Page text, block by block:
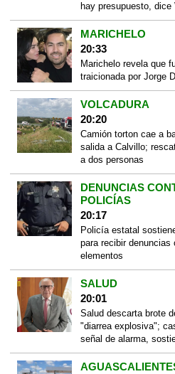
hay presupuesto, dice
MARICHELO
20:33
Marichelo revela que
traicionada por Jorge
VOLCADURA
20:20
Camión torton cae a
salida a Calvillo;
a dos personas
DENUNCIAS
POLICÍAS
20:17
Policía estatal
para recibir denuncias
elementos
SALUD
20:01
Salud descarta brote
"diarrea explosiva";
señal de alarma,